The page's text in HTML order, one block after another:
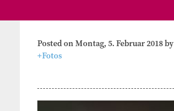
Posted on Montag, 5. Februar 2018by
+Fotos